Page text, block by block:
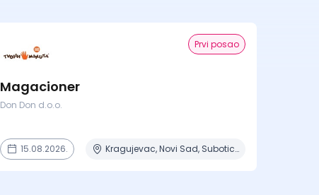
Prvi posao
Magacioner
Don Don d.o.o.
15.08.2026. Kragujevac, Novi Sad, Subotica